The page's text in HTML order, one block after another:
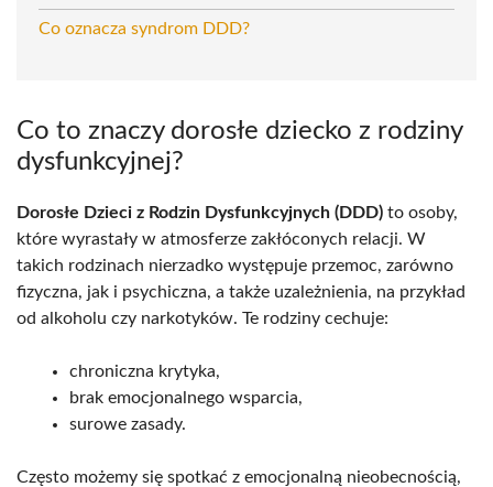
Co oznacza syndrom DDD?
Co to znaczy dorosłe dziecko z rodziny
dysfunkcyjnej?
Dorosłe Dzieci z Rodzin Dysfunkcyjnych (DDD) to osoby,
które wyrastały w atmosferze zakłóconych relacji. W
takich rodzinach nierzadko występuje przemoc, zarówno
fizyczna, jak i psychiczna, a także uzależnienia, na przykład
od alkoholu czy narkotyków. Te rodziny cechuje:
chroniczna krytyka,
brak emocjonalnego wsparcia,
surowe zasady.
Często możemy się spotkać z emocjonalną nieobecnością,